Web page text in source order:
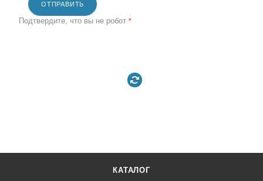
ОТПРАВИТЬ
Подтвердите, что вы не робот *
КАТАЛОГ